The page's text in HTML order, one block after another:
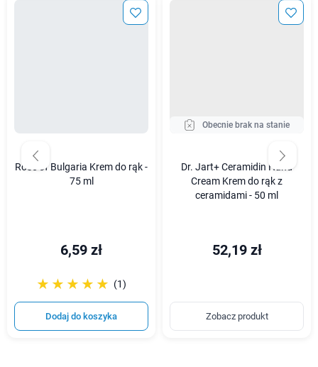
Rose of Bulgaria Krem do rąk -
75 ml
6,59 zł
☆☆☆☆☆
★★★★★ (1)
Dodaj do koszyka
Obecnie brak na stanie
Dr. Jart+ Ceramidin Hand
Cream Krem do rąk z
ceramidami - 50 ml
52,19 zł
Zobacz produkt